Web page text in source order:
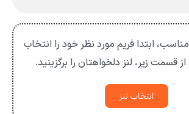
ابتدا فریم مورد نظر خود را انتخاب
قسمت زیر، لنز دلخواهتان را برگزینید.
انتخاب لنز